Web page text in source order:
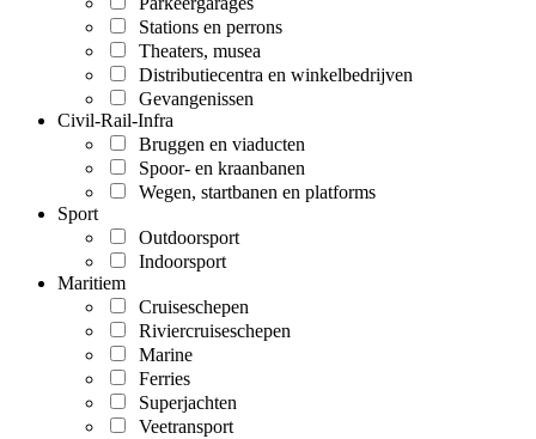
Stations en perrons
Theaters, musea
Distributiecentra en winkelbedrijven
Gevangenissen
Civil-Rail-Infra
Bruggen en viaducten
Spoor- en kraanbanen
Wegen, startbanen en platforms
Sport
Outdoorsport
Indoorsport
Maritiem
Cruiseschepen
Riviercruiseschepen
Marine
Ferries
Superjachten
Veetransport